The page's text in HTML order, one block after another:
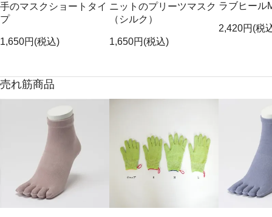
手のマスクショートタイ
プ
1,650円(税込)
ニットのプリーツマスク
（シルク）
1,650円(税込)
ラブヒール
2,420円(税
売れ筋商品